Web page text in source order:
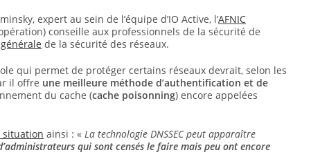
expert au sein de l’équipe d’IO Active, l’AFNIC
conseille aux professionnels de la sécurité de
de la sécurité des réseaux.
qui permet de protéger certains réseaux devrait, selon les
il offre une meilleure méthode d’authentification et de
du cache (cache poisonning) encore appelées
situation ainsi : « La technologie DNSSEC peut apparaître
qui sont censés le faire mais peu ont encore